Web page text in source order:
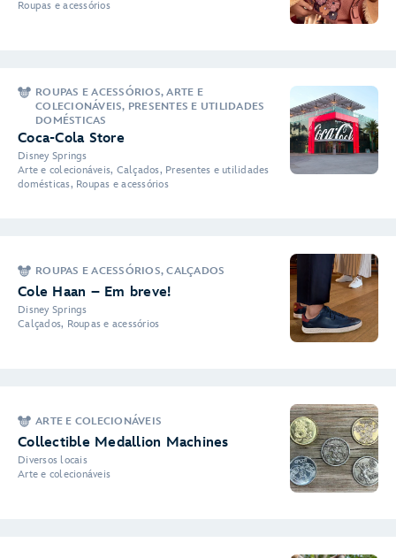
Roupas e acessórios
ROUPAS E ACESSÓRIOS, ARTE E
COLECIONÁVEIS, PRESENTES E UTILIDADES
DOMÉSTICAS
Coca-Cola Store
Disney Springs
Arte e colecionáveis, Calçados, Presentes e utilidades
domésticas, Roupas e acessórios
ROUPAS E ACESSÓRIOS, CALÇADOS
Cole Haan – Em breve!
Disney Springs
Calçados, Roupas e acessórios
ARTE E COLECIONÁVEIS
Collectible Medallion Machines
Diversos locais
Arte e colecionáveis